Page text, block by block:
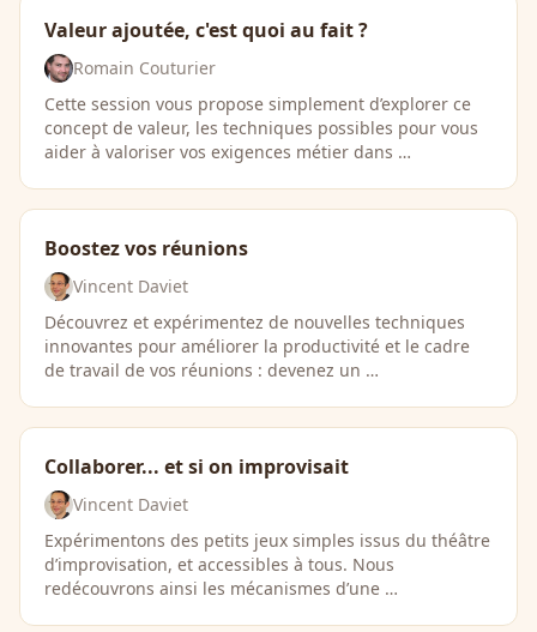
Valeur ajoutée, c'est quoi au fait ?
Romain Couturier
Cette session vous propose simplement d’explorer ce
concept de valeur, les techniques possibles pour vous
aider à valoriser vos exigences métier dans …
Boostez vos réunions
Vincent Daviet
Découvrez et expérimentez de nouvelles techniques
innovantes pour améliorer la productivité et le cadre
de travail de vos réunions : devenez un …
Collaborer... et si on improvisait
Vincent Daviet
Expérimentons des petits jeux simples issus du théâtre
d’improvisation, et accessibles à tous. Nous
redécouvrons ainsi les mécanismes d’une …